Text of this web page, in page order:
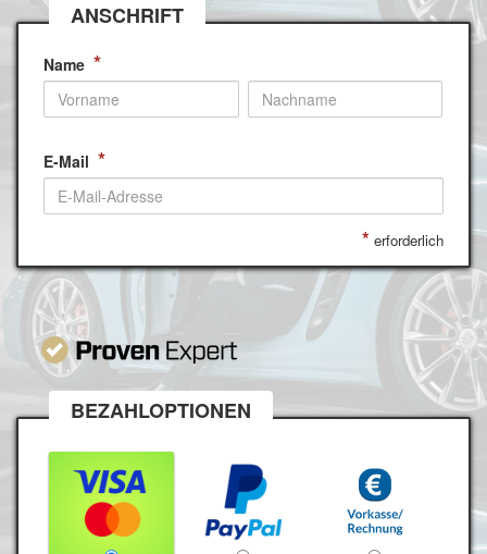
ANSCHRIFT
Name *
E-Mail *
* erforderlich
BEZAHLOPTIONEN